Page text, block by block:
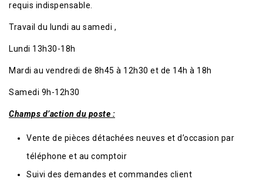
requis indispensable.
Travail du lundi au samedi ,
Lundi 13h30-18h
Mardi au vendredi de 8h45 à 12h30 et de 14h à 18h
Samedi 9h-12h30
Champs d’action du poste :
Vente de pièces détachées neuves et d’occasion par
téléphone et au comptoir
Suivi des demandes et commandes client